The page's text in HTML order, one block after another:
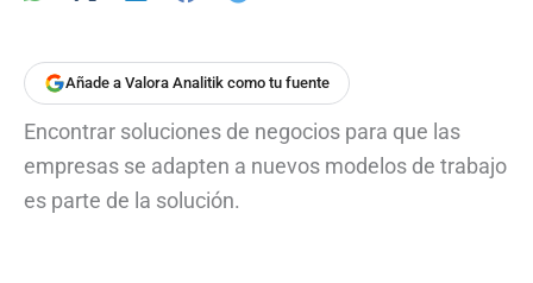
Añade a Valora Analitik como tu fuente
Encontrar soluciones de negocios para que las
empresas se adapten a nuevos modelos de trabajo
es parte de la solución.